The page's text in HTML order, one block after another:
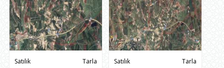
Satılık
Tarla
Satılık
Tarla